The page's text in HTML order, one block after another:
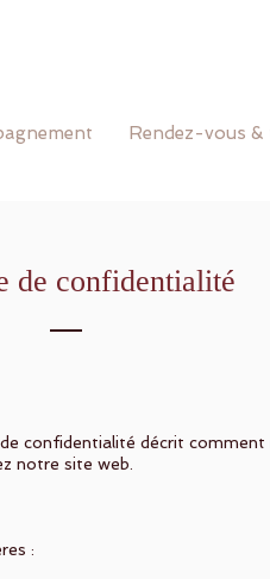
Rendez-vous
de confidentialité
confidentialité décrit
notre site web.
: